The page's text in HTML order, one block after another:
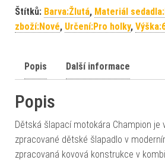
Štítků: Barva:Žlutá, Materiál
zboží:Nové, Určení:Pro holky,
Popis Další informace
Popis
Dětská šlapací motokára Champion je
zpracované dětské šlapadlo v
zpracovaná kovová konstrukce v